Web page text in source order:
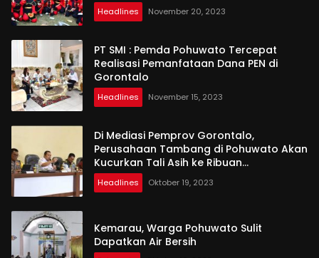
Headlines November 20, 2023
PT SMI : Pemda Pohuwato Tercepat
Realisasi Pemanfataan Dana PEN di
Gorontalo
Headlines November 15, 2023
Di Mediasi Pemprov Gorontalo,
Perusahaan Tambang di Pohuwato Akan
Kucurkan Tali Asih ke Ribuan
Penambang
Headlines Oktober 19, 2023
Kemarau, Warga Pohuwato Sulit
Dapatkan Air Bersih